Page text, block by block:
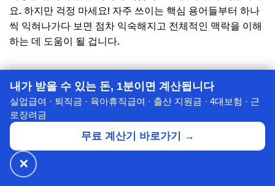
요. 하지만 걱정 마세요! 자주 쓰이는 핵심 용어들부터 하나
씩 익혀나가다 보면 점차 익숙해지고 전체적인 맥락을 이해
하는 데 도움이 될 겁니다.
Q. 모든 용어를 다 알아야 하나요?
A.모든 용어를 완벽하게 외울 필요는 없습니다.
본적인 용어들부터 시작하여, 본인이 관심 있는 투자 분야
(예: 주식, 부동산)의 핵심 용어들을 집중적으로 학습하는 것
이 효율적이에요. 필요한 용어는 그때그때 찾아보는 습관을
들이는 것이 더 중요하답니다.
내가 받을 수 있는 돈, 1분이면 계산됩니다
실업급여 · 퇴직금 · 육아휴직급여 · 출산 지원금 · 4대보험 · 근
로장려금
무료 계산기 바로가기 →
✕
🔥 넷플릭스·디즈니+
⭐ 7년의 신뢰